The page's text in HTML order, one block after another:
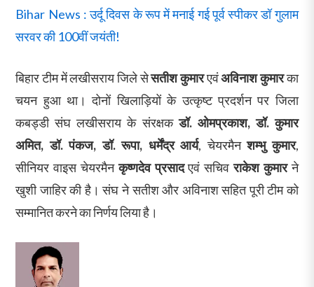
Bihar News : उर्दू दिवस के रूप में मनाई गई पूर्व स्पीकर डॉ गुलाम
सरवर की 100वीं जयंती!
बिहार टीम में लखीसराय जिले सेसतीश कुमारएवंअविनाश कुमारका
चयन हुआ था। दोनों खिलाड़ियों के उत्कृष्ट प्रदर्शन पर जिला
कबड्डी संघ लखीसराय के संरक्षकडॉ. ओमप्रकाश, डॉ. कुमार
अमित, डॉ. पंकज, डॉ. रूपा, धर्मेंद्र आर्य, चेयरमैनशम्भु कुमार,
सीनियर वाइस चेयरमैनकृष्णदेव प्रसादएवं सचिवराकेश कुमारने
खुशी जाहिर की है। संघ ने सतीश और अविनाश सहित पूरी टीम को
सम्मानित करने का निर्णय लिया है।